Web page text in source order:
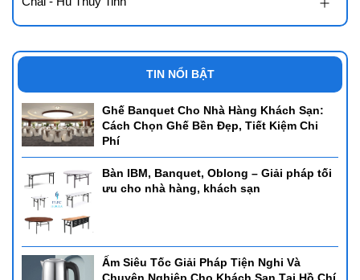
TIN NỔI BẬT
Ghế Banquet Cho Nhà Hàng Khách Sạn:
Cách Chọn Ghế Bền Đẹp, Tiết Kiệm Chi
Phí
Bàn IBM, Banquet, Oblong – Giải pháp tối
ưu cho nhà hàng, khách sạn
Ấm Siêu Tốc Giải Pháp Tiện Nghi Và
Chuyên Nghiệp Cho Khách Sạn Tại Hồ Chí